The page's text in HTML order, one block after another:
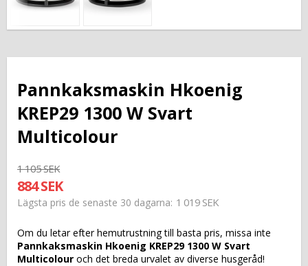
Pannkaksmaskin Hkoenig
KREP29 1300 W Svart
Multicolour
1 105 SEK
884 SEK
Lägsta pris de senaste 30 dagarna 1 019 SEK
Om du letar efter hemutrustning till basta pris, missa inte
Pannkaksmaskin Hkoenig KREP29 1300 W Svart
Multicolour och det breda urvalet av diverse husgeråd!